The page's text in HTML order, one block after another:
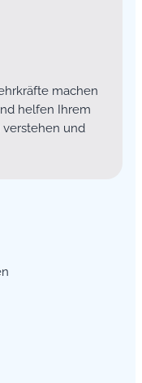
machen
helfen Ihrem
verstehen und